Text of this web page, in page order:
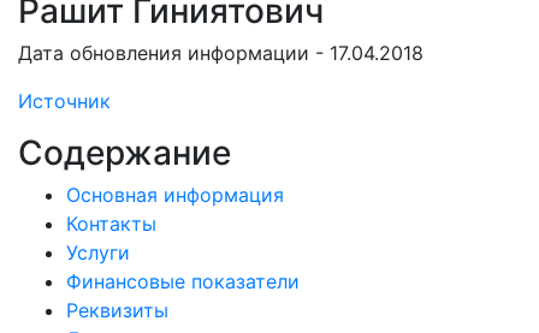
Рашит Гиниятович
Дата обновления информации - 17.04.2018
Источник
Содержание
Основная информация
Контакты
Услуги
Финансовые показатели
Реквизиты